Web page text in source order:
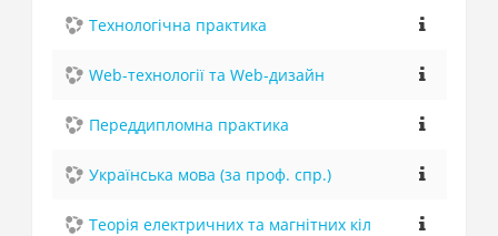
Технологічна практика
Web-технології та Web-дизайн
Переддипломна практика
Українська мова (за проф. спр.)
Теорія електричних та магнітних кіл